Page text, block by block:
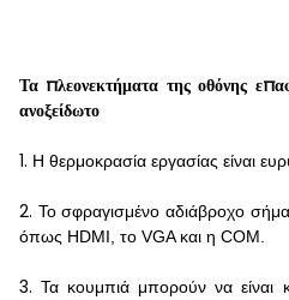
Τα πλεονεκτήματα της οθόνης
ανοξείδωτο
1. Η θερμοκρασία εργασίας είναι
2. Το σφραγισμένο αδιάβροχο
όπως HDMI, το VGA και η COM.
3.Τα κουμπιά μπορούν να